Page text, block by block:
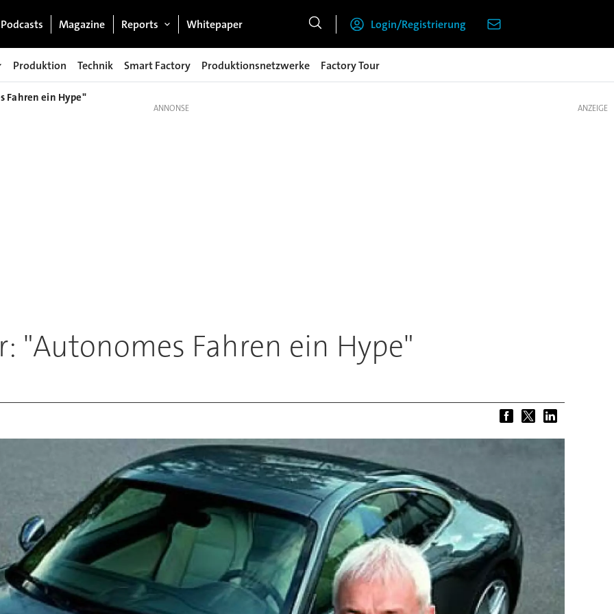
Podcasts Magazine Reports Whitepaper Login/Registrierung
Produktion Technik Smart Factory Produktionsnetzwerke Factory Tour
Fahren ein Hype"
"Autonomes Fahren ein Hype"
ANZEIGE